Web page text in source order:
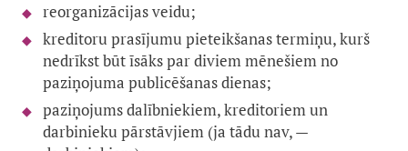
reorganizācijas veidu;
kreditoru prasījumu pieteikšanas termiņu, kurš
nedrīkst būt īsāks par diviem mēnešiem no
paziņojuma publicēšanas dienas;
paziņojums dalībniekiem, kreditoriem un
darbinieku pārstāvjiem (ja tādu nav, —